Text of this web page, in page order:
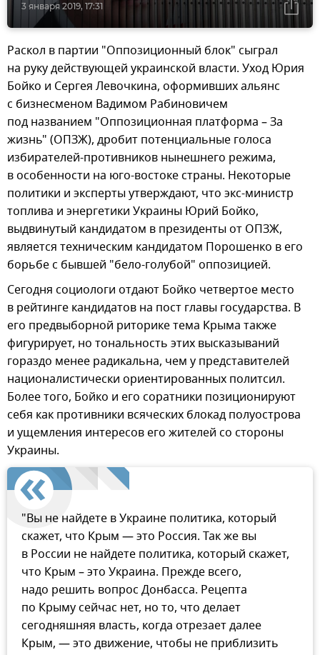
3 января 2019, 17:31
Раскол в партии "Оппозиционный блок" сыграл
на руку действующей украинской власти. Уход Юрия
Бойко и Сергея Левочкина, оформивших альянс
с бизнесменом Вадимом Рабиновичем
под названием "Оппозиционная платформа – За
жизнь" (ОПЗЖ), дробит потенциальные голоса
избирателей-противников нынешнего режима,
в особенности на юго-востоке страны. Некоторые
политики и эксперты утверждают, что экс-министр
топлива и энергетики Украины Юрий Бойко,
выдвинутый кандидатом в президенты от ОПЗЖ,
является техническим кандидатом Порошенко в его
борьбе с бывшей "бело-голубой" оппозицией.
Сегодня социологи отдают Бойко четвертое место
в рейтинге кандидатов на пост главы государства. В
его предвыборной риторике тема Крыма также
фигурирует, но тональность этих высказываний
гораздо менее радикальна, чем у представителей
националистически ориентированных политсил.
Более того, Бойко и его соратники позиционируют
себя как противники всяческих блокад полуострова
и ущемления интересов его жителей со стороны
Украины.
"Вы не найдете в Украине политика, который
скажет, что Крым — это Россия. Так же вы
в России не найдете политика, который скажет,
что Крым – это Украина. Прежде всего,
надо решить вопрос Донбасса. Рецепта
по Крыму сейчас нет, но то, что делает
сегодняшняя власть, когда отрезает далее
Крым, — это движение, чтобы не приблизить